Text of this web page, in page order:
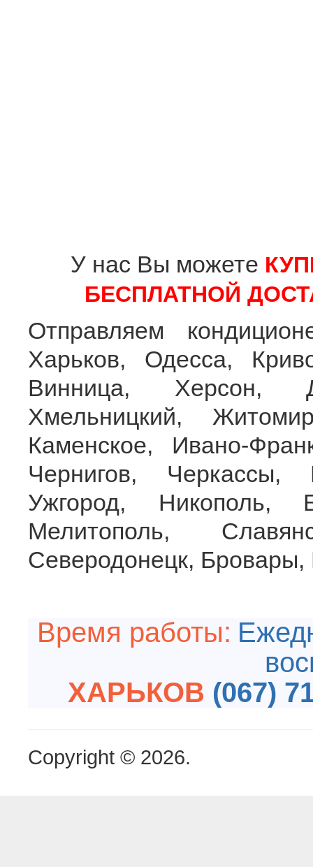
У нас Вы можете
БЕСПЛАТНОЙ
Отправляем
Харьков, Одесса,
Винница, Херсон,
Хмельницкий,
Каменское, Ивано-
Чернигов, Черкассы,
Ужгород, Никополь,
Мелитополь,
Северодонецк, Бровары,
Время работы:
ХАРЬКОВ (067)
Copyright © 2026.